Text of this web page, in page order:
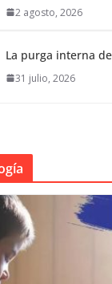
2 agosto, 2026
La purga interna
31 julio, 2026